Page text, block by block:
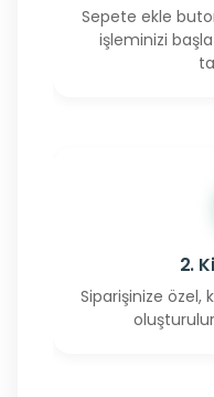
Sepete ekle
işleminizi
2.
Siparişinize özel,
oluşturulur